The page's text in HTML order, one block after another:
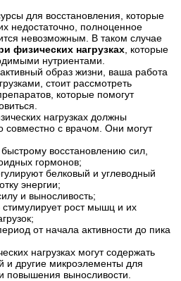
для восстановления, которые
недостаточно, полноценное
невозможным. В таком случае
физических нагрузках , которые
нутриентами.
образ жизни, ваша работа
стоит рассмотреть
которые помогут
нагрузках должны
совместно с врачом. Они могут
восстановлению сил,
гормонов;
белковый и углеводный
энергии;
и выносливость;
рост мышц и их
от начала активности до пика
нагрузках могут содержать
и другие микроэлементы для
повышения выносливости.